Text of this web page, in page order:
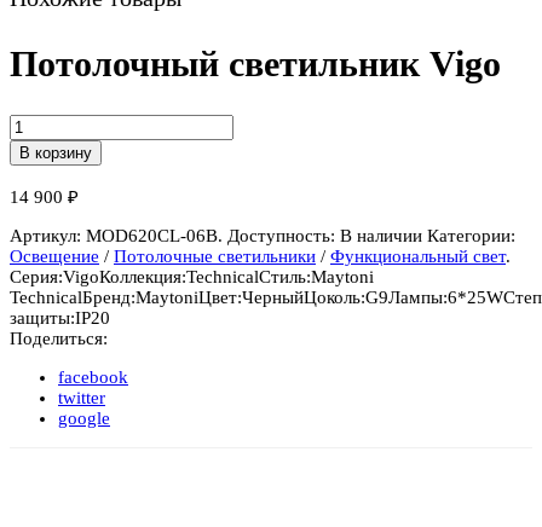
Потолочный светильник Vigo
Количество
Потолочный
светильник
В корзину
14 900 ₽
Артикул: MOD620CL-06B. Доступность: В наличии Категории:
Освещение / Потолочные светильники / Функциональный свет.
Серия:VigoКоллекция:TechnicalСтиль:Maytoni
TechnicalБренд:MaytoniЦвет:ЧерныйЦоколь:G9Лампы:6*25W
защиты:IP20
Поделиться:
facebook
twitter
google